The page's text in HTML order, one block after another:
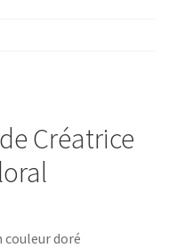
Créatrice
doré